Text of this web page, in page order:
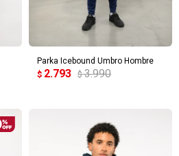
Parka Icebound Umbro Hombre
$ 2.793 $ 3.990